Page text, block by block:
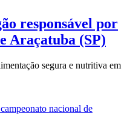
responsável por
Araçatuba (SP)
segura e nutritiva em